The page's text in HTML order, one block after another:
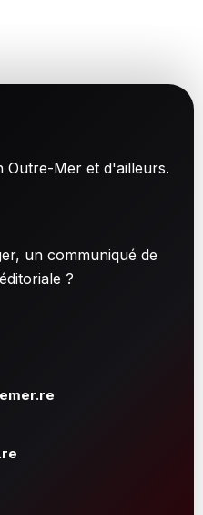
Outre-Mer et d'ailleurs.
un communiqué de
?